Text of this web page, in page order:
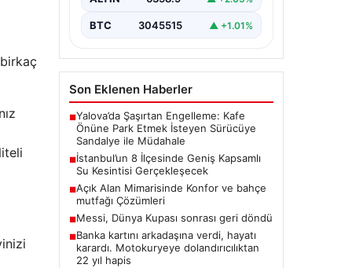
BTC 3045515 ▲ +1.01%
Son Eklenen Haberler
■Yalova’da Şaşırtan Engelleme: Kafe
Önüne Park Etmek İsteyen Sürücüye
Sandalye ile Müdahale
■İstanbul’un 8 İlçesinde Geniş Kapsamlı
Su Kesintisi Gerçekleşecek
■Açık Alan Mimarisinde Konfor ve bahçe
mutfağı Çözümleri
■Messi, Dünya Kupası sonrası geri döndü
■Banka kartını arkadaşına verdi, hayatı
karardı. Motokuryeye dolandırıcılıktan
22 yıl hapis